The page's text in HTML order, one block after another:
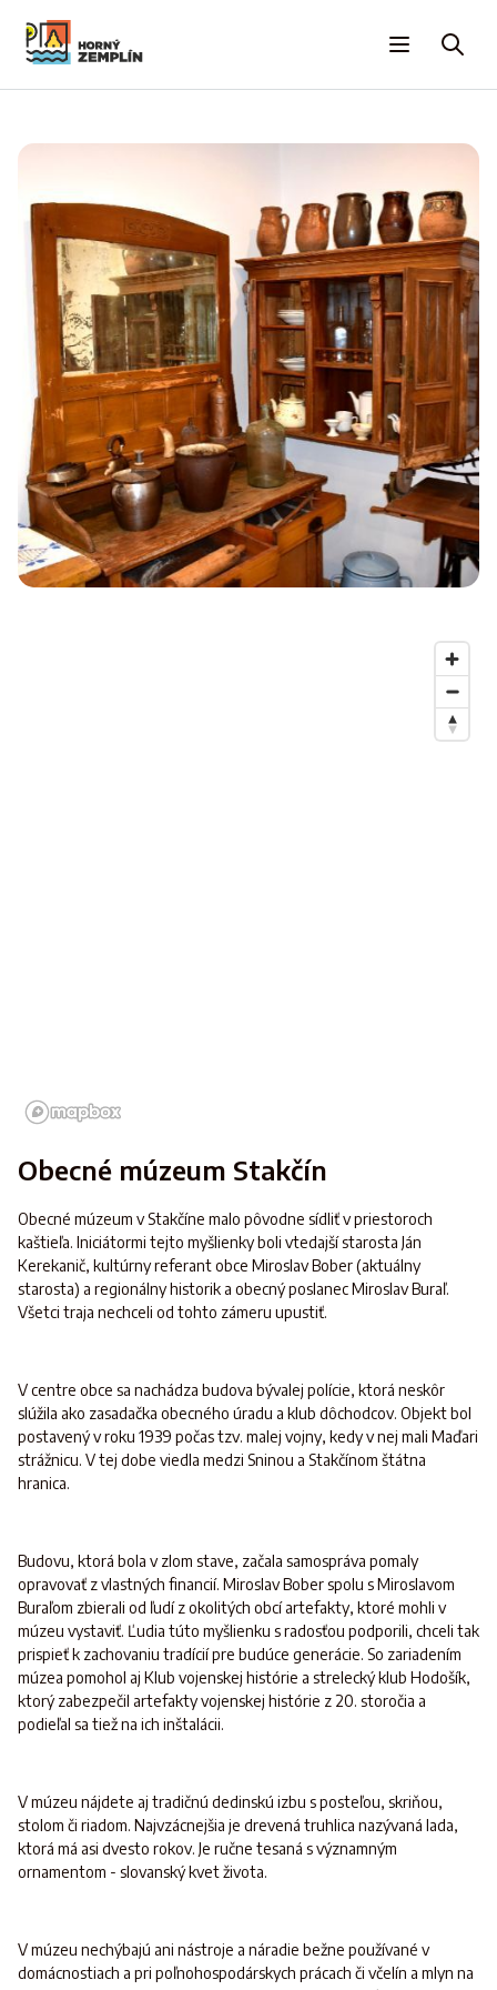
Obecné múzeum Stakčín
Obecné múzeum v Stakčíne malo pôvodne sídliť v priestoroch
kaštieľa. Iniciátormi tejto myšlienky boli vtedajší starosta Ján
Kerekanič, kultúrny referant obce Miroslav Bober (aktuálny
starosta) a regionálny historik a obecný poslanec Miroslav Buraľ.
Všetci traja nechceli od tohto zámeru upustiť.
V centre obce sa nachádza budova bývalej polície, ktorá neskôr
slúžila ako zasadačka obecného úradu a klub dôchodcov. Objekt bol
postavený v roku 1939 počas tzv. malej vojny, kedy v nej mali Maďari
strážnicu. V tej dobe viedla medzi Sninou a Stakčínom štátna
hranica.
Budovu, ktorá bola v zlom stave, začala samospráva pomaly
opravovať z vlastných financií. Miroslav Bober spolu s Miroslavom
Buraľom zbierali od ľudí z okolitých obcí artefakty, ktoré mohli v
múzeu vystaviť. Ľudia túto myšlienku s radosťou podporili, chceli tak
prispieť k zachovaniu tradícií pre budúce generácie. So zariadením
múzea pomohol aj Klub vojenskej histórie a strelecký klub Hodošík,
ktorý zabezpečil artefakty vojenskej histórie z 20. storočia a
podieľal sa tiež na ich inštalácii.
V múzeu nájdete aj tradičnú dedinskú izbu s posteľou, skriňou,
stolom či riadom. Najvzácnejšia je drevená truhlica nazývaná lada,
ktorá má asi dvesto rokov. Je ručne tesaná s významným
ornamentom - slovanský kvet života.
V múzeu nechýbajú ani nástroje a náradie bežne používané v
domácnostiach a pri poľnohospodárskych prácach či včelín a mlyn na